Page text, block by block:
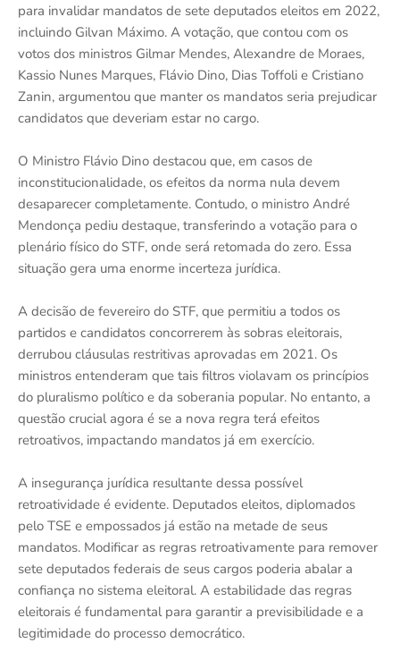
para invalidar mandatos de sete deputados eleitos em 2022,
incluindo Gilvan Máximo. A votação, que contou com os
votos dos ministros Gilmar Mendes, Alexandre de Moraes,
Kassio Nunes Marques, Flávio Dino, Dias Toffoli e Cristiano
Zanin, argumentou que manter os mandatos seria prejudicar
candidatos que deveriam estar no cargo.
O Ministro Flávio Dino destacou que, em casos de
inconstitucionalidade, os efeitos da norma nula devem
desaparecer completamente. Contudo, o ministro André
Mendonça pediu destaque, transferindo a votação para o
plenário físico do STF, onde será retomada do zero. Essa
situação gera uma enorme incerteza jurídica.
A decisão de fevereiro do STF, que permitiu a todos os
partidos e candidatos concorrerem às sobras eleitorais,
derrubou cláusulas restritivas aprovadas em 2021. Os
ministros entenderam que tais filtros violavam os princípios
do pluralismo político e da soberania popular. No entanto, a
questão crucial agora é se a nova regra terá efeitos
retroativos, impactando mandatos já em exercício.
A insegurança jurídica resultante dessa possível
retroatividade é evidente. Deputados eleitos, diplomados
pelo TSE e empossados já estão na metade de seus
mandatos. Modificar as regras retroativamente para remover
sete deputados federais de seus cargos poderia abalar a
confiança no sistema eleitoral. A estabilidade das regras
eleitorais é fundamental para garantir a previsibilidade e a
legitimidade do processo democrático.